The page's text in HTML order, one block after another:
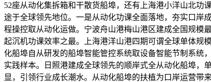
52座从动化集拆箱和干散货船埠，还有上海港小洋山北功
途于全球领先地位。一是从动化功课全面落地，夯实口岸
程操控取从动化运做。宁波舟山港梅山港区建成全国规模
起沉机功课效率之最。上海港洋山港四期可谓全球单体规
化船埠自从研发的船埠智能管控系统取设备智能节制系统
实践样本。日照港建成全球领先的顺岸式全从动化船埠，
显，引领行业成长潮水。从动化船埠的扶植为口岸运营带